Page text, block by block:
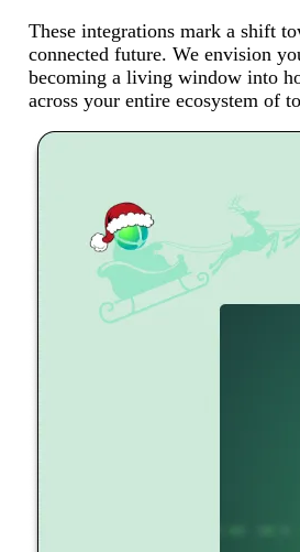
These integrations mark a shift
connected future. We envision
becoming a living window into
across your entire ecosystem of